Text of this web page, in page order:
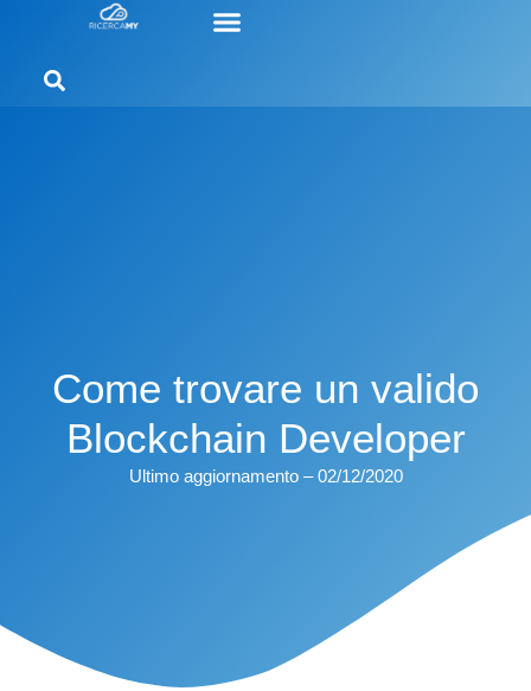
Come trovare un valido
Blockchain Developer
Ultimo aggiornamento – 02/12/2020